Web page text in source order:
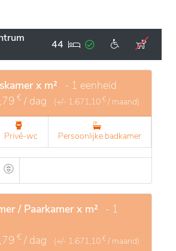
44
x m² - 1 eenheid
€ / dag (+/- 1.671,10 € / maand)
Privé-wc Persoonlijke badkamer
/ Paarkamer x m² - 1
€ / dag (+/- 1.671,10 € / maand)